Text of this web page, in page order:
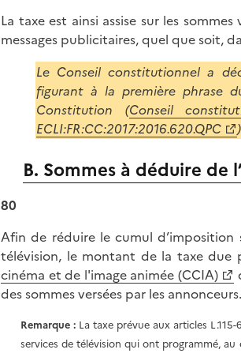
La taxe est ainsi assise sur les
messages publicitaires, quel que soit,
Le Conseil constitutionnel a
figurant à la première phrase
Constitution (Conseil
ECLI:FR:CC:2017:2016.620.QPC
B. Sommes à déduire de
80
Afin de réduire le cumul d’imposition
télévision, le montant de la taxe due
cinéma et de l'image animée (CCIA)
des sommes versées par les annonceurs.
Remarque : La taxe prévue aux articles
services de télévision qui ont programmé,